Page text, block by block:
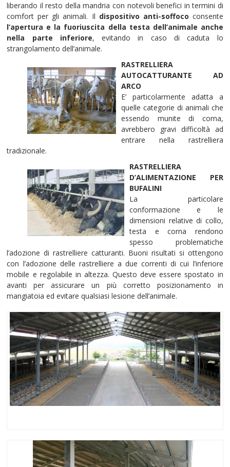
liberando il resto della mandria con notevoli benefici in termini di
comfort per gli animali. Il dispositivo anti-soffoco consente
l’apertura e la fuoriuscita della testa dell’animale anche
nella parte inferiore, evitando in caso di caduta lo
strangolamento dell’animale.
RASTRELLIERA
AUTOCATTURANTE AD
ARCO
E’ particolarmente adatta a
quelle categorie di animali che
essendo munite di corna,
avrebbero gravi difficoltà ad
entrare nella rastrelliera
tradizionale.
RASTRELLIERA
D’ALIMENTAZIONE PER
BUFALINI
La particolare
conformazione e le
dimensioni relative di collo,
testa e corna rendono
spesso problematiche
l’adozione di rastrelliere catturanti. Buoni risultati si ottengono
con l’adozione delle rastrelliere a due correnti di cui l’inferiore
mobile e regolabile in altezza. Questo deve essere spostato in
avanti per assicurare un più corretto posizionamento in
mangiatoia ed evitare qualsiasi lesione dell’animale.